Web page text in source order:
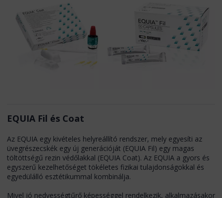
EQUIA Fil és Coat
Az EQUIA egy kivételes helyreállító rendszer, mely egyesíti az
üvegrészecskék egy új generációját (EQUIA Fil) egy magas
töltöttségű rezin védőlakkal (EQUIA Coat). Az EQUIA a gyors és
egyszerű kezelhetőséget tökéletes fizikai tulajdonságokkal és
egyedülálló esztétikummal kombinálja.
Mivel jó nedvességtűrő képességgel rendelkezik, alkalmazásakor